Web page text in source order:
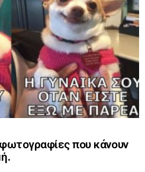
που κάνουν